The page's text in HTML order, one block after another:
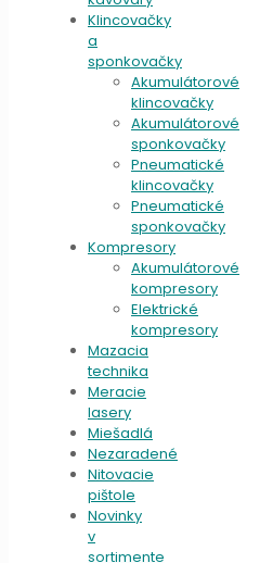
Klincovačky
a
sponkovačky
Akumulátorové
klincovačky
Akumulátorové
sponkovačky
Pneumatické
klincovačky
Pneumatické
sponkovačky
Kompresory
Akumulátorové
kompresory
Elektrické
kompresory
Mazacia
technika
Meracie
lasery
Miešadlá
Nezaradené
Nitovacie
pištole
Novinky
v
sortimente